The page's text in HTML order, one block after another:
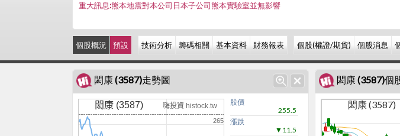
重大訊息:熊本地震對本公司日本子公司熊本實驗室並無影響
個股概況 預設 技術分析 籌碼相關 基本資料 財務報表 個股(權證/期貨) 個股消息
閎康 (3587)走勢圖
閎康 (3587) 嗨投資 histock.tw
265
股價
255.5
漲跌
▼11.5
閎康 (3587)個
閎康 (3587)